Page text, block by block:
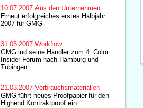
10.07.2007 Aus den Unternehmen
Erneut erfolgreiches erstes Halbjahr
2007 für GMG
31.05.2007 Workflow
GMG lud seine Händler zum 4. Color
Insider Forum nach Hamburg und
Tübingen
21.03.2007 Verbrauchsmaterialien
GMG führt neues Proofpapier für den
Highend Kontraktproof ein